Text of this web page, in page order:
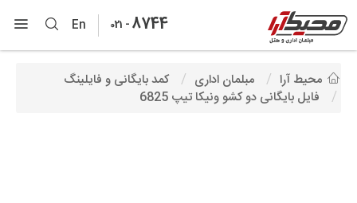
En 021 -8744
محیط آرا مبلمان اداری
کمد بایگانی و فایلینگ
فایل بایگانی دو کشو ونیکا تیپ 6825